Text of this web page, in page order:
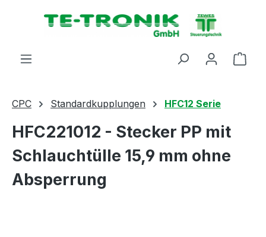
springen
CPC Standardkupplungen HFC12 Serie
HFC221012 - Stecker PP mit
Schlauchtülle 15,9 mm ohne
Absperrung